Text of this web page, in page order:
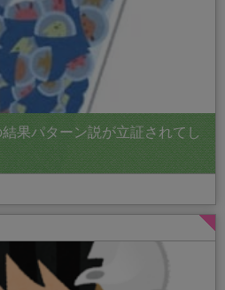
果パターン説が立証されてし